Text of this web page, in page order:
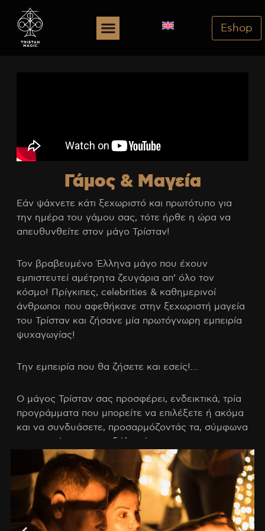
Eshop
Γάμος & Μαγεία
Εάν ψάχνετε κάτι ξεχωριστό και πρωτότυπο για
την ημέρα του γάμου σας, τότε ήρθε η ώρα να
απευθυνθείτε στον μάγο Τρίσταν!
Τον βραβευμένο Έλληνα μάγο που έχουν
εμπιστευτεί αμέτρητα ζευγάρια απ’ όλο τον
κόσμο! Πρίγκιπες, celebrities & καθημερινοί
άνθρωποι που αφεθήκανε στην ξεχωριστή μαγεία
του Τρίσταν και ζήσανε μία πρωτόγνωρη εμπειρία
ψυχαγωγίας!
Την εμπειρία που θα ζήσετε και εσείς!…
Ο μάγος Τρίσταν σας προσφέρει, ενδεικτικά, τρία
προγράμματα που μπορείτε να επιλέξετε ή ακόμα
και να συνδυάσετε, προσαρμόζοντάς τα, σύμφωνα
με τις ανάγκες τις εκδήλωσής σας.
1) Μαγεία σε Απόσταση Αναπνοής / Close
Up
Magic
Ο μάγος Τρίσταν πλησιάζει τους καλεσμένους και